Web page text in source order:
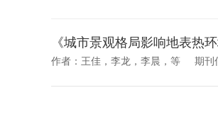
《城市景观格局影响地表热
作者：王佳，李龙，李晨，等 期刊